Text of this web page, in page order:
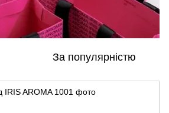
За популярністю